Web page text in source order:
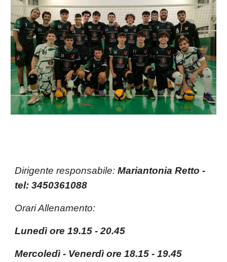
Dirigente responsabile: Mariantonia Retto -
tel: 3450361088
Orari Allenamento:
Lunedì ore 19.15 - 20.45
Mercoledì - Venerdì ore 18.15 - 19.45